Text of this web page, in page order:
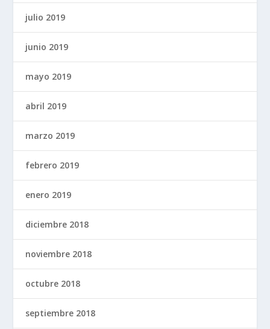
julio 2019
junio 2019
mayo 2019
abril 2019
marzo 2019
febrero 2019
enero 2019
diciembre 2018
noviembre 2018
octubre 2018
septiembre 2018